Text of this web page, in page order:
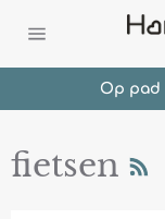
naar
content
Op pad
fietsen